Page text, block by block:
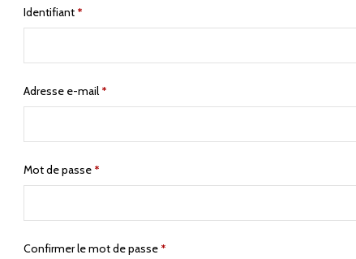
Identifiant *
Adresse e-mail *
Mot de passe *
Confirmer le mot de passe *